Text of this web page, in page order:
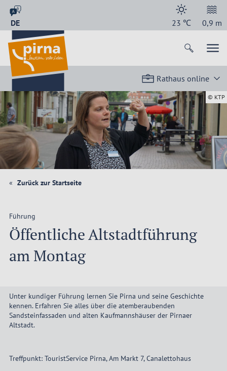
DE 23 ℃ 0,9 m
Rathaus online
© KTP
Zurück zur Startseite
Führung
Öffentliche Altstadtführung
am Montag
Unter kundiger Führung lernen Sie Pirna und seine Geschichte
kennen. Erfahren Sie alles über die atemberaubenden
Sandsteinfassaden und alten Kaufmannshäuser der Pirnaer
Altstadt.
Treffpunkt: TouristService Pirna, Am Markt 7, Canalettohaus